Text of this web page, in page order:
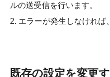
ルの送受信を行います。
2. エラーが発生しなければ
既存の設定を変更